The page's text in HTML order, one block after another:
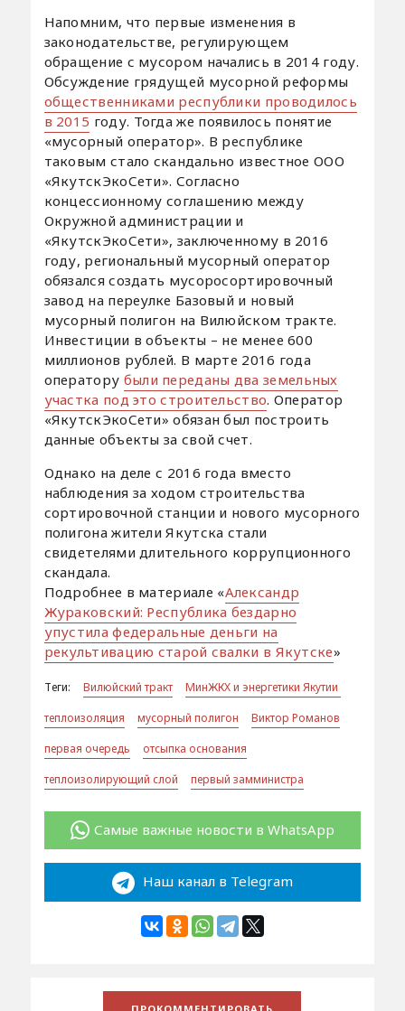
Напомним, что первые изменения в
законодательстве, регулирующем
обращение с мусором начались в 2014 году.
Обсуждение грядущей мусорной реформы
общественниками республики проводилось
в 2015 году. Тогда же появилось понятие
«мусорный оператор». В республике
таковым стало скандально известное ООО
«ЯкутскЭкоСети». Согласно
концессионному соглашению между
Окружной администрации и
«ЯкутскЭкоСети», заключенному в 2016
году, региональный мусорный оператор
обязался создать мусоросортировочный
завод на переулке Базовый и новый
мусорный полигон на Вилюйском тракте.
Инвестиции в объекты – не менее 600
миллионов рублей. В марте 2016 года
оператору были переданы два земельных
участка под это строительство. Оператор
«ЯкутскЭкоСети» обязан был построить
данные объекты за свой счет.
Однако на деле с 2016 года вместо
наблюдения за ходом строительства
сортировочной станции и нового мусорного
полигона жители Якутска стали
свидетелями длительного коррупционного
скандала.
Подробнее в материале «Александр
Жураковский: Республика бездарно
упустила федеральные деньги на
рекультивацию старой свалки в Якутске»
Теги: Вилюйский тракт
МинЖКХ и энергетики Якутии
теплоизоляция
мусорный полигон
Виктор Романов
первая очередь
отсыпка основания
теплоизолирующий слой
первый замминистра
Самые важные новости в WhatsApp
Наш канал в Telegram